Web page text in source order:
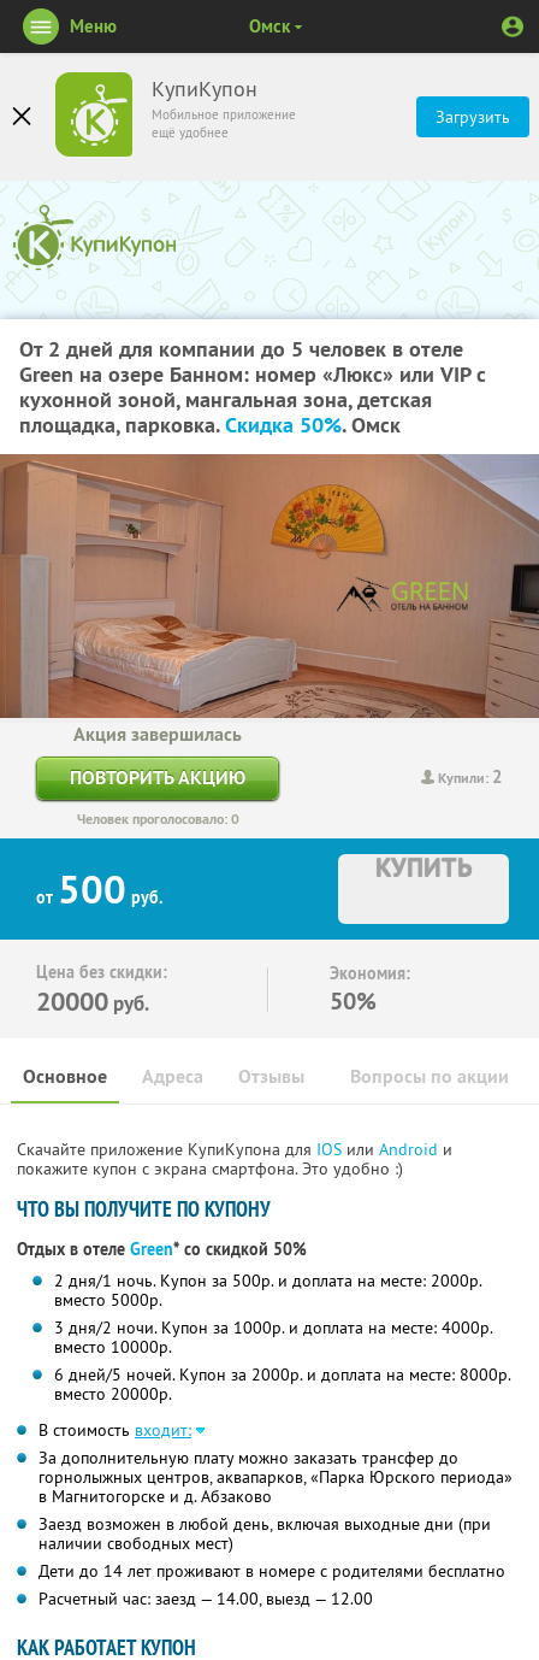
КупиКупон
Мобильное приложение
ещё удобнее
Загрузить
Меню Омск
От 2 дней для компании до 5 человек в отеле
Green на озере Банном: номер «Люкс» или VIP с
кухонной зоной, мангальная зона, детская
площадка, парковка.Скидка 50%. Омск
Купили: 2
Акция завершилась
ПОВТОРИТЬ АКЦИЮ
Человек проголосовало: 0
от 500 руб.
КУПИТЬ
Цена без скидки:
20000 руб.
Экономия:
50%
Основное Отзывы Вопросы по акции
Адреса
Скачайте приложение КупиКупона для IOS или Android и
покажите купон с экрана смартфона. Это удобно :)
ЧТО ВЫ ПОЛУЧИТЕ ПО КУПОНУ
Отдых в отеле Green* со скидкой 50%
2 дня/1 ночь. Купон за 500р. и доплата на месте: 2000р.
вместо 5000р.
3 дня/2 ночи. Купон за 1000р. и доплата на месте: 4000р.
вместо 10000р.
6 дней/5 ночей. Купон за 2000р. и доплата на месте: 8000р.
вместо 20000р.
В стоимость входит:
За дополнительную плату можно заказать трансфер до
горнолыжных центров, аквапарков, «Парка Юрского периода»
в Магнитогорске и д. Абзаково
Заезд возможен в любой день, включая выходные дни (при
наличии свободных мест)
Дети до 14 лет проживают в номере с родителями бесплатно
Расчетный час: заезд — 14.00, выезд — 12.00
КАК РАБОТАЕТ КУПОН